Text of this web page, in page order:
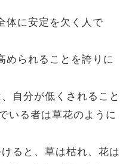
体に安定を欠く人で
められることを誇りに
自分が低くされること
いる者は草花のように
ると、草は枯れ、花は